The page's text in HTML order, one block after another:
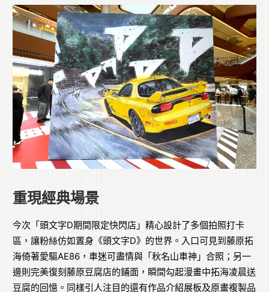
重現經典場景
今次「頭文字D期間限定快閃店」精心設計了多個拍照打卡
區，讓粉絲仿如置身《頭文字D》的世界。入口可見到藤原拓
海倚著愛驅AE86，車迷可盡情與「秋名山車神」合照；另一
邊則完美復刻藤原豆腐店的鋪面，瞬間勾起漫畫中拓海凌晨送
豆腐的回憶。同樣引人注目的還有作品介紹展板及原畫複製品